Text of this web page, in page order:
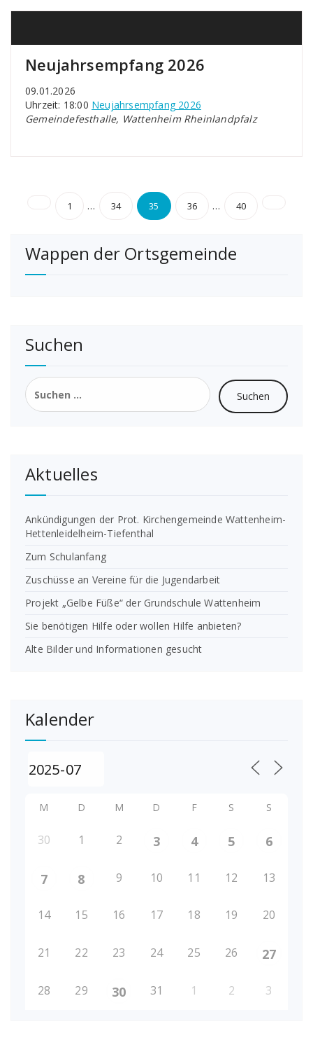
Neujahrsempfang 2026
09.01.2026
Uhrzeit: 18:00 Neujahrsempfang 2026
Gemeindefesthalle, Wattenheim Rheinlandpfalz
Seitennummerierung
Beiträge
1 … 34 35 36 … 40
Wappen der Ortsgemeinde
Suchen
Suchen
nach:
Aktuelles
Ankündigungen der Prot. Kirchengemeinde Wattenheim-
Hettenleidelheim-Tiefenthal
Zum Schulanfang
Zuschüsse an Vereine für die Jugendarbeit
Projekt „Gelbe Füße“ der Grundschule Wattenheim
Sie benötigen Hilfe oder wollen Hilfe anbieten?
Alte Bilder und Informationen gesucht
Kalender
M D M D F S S
30 1 2 3 4 5 6
7 8 9 10 11 12 13
14 15 16 17 18 19 20
21 22 23 24 25 26 27
28 29 30 31 1 2 3